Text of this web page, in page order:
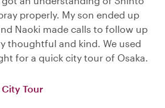
properly. My son ended up
Naoki made calls to follow up
thoughtful and kind. We used
for a quick city tour of Osaka.
Tour